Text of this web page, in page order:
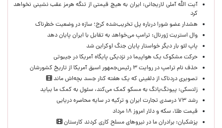
آیت الله آملی لاریجانی: ایران به هیچ قیمتی از تنگه هرمز عقب نشینی نخواهد
کرد
هشدار عضو شورا درباره پل تخریب‌شده کرج؛ سازه در وضعیت خطرناک
وال‌ استریت ژورنال: ترامپ می‌خواهد به تقابل با ایران پایان دهد
پاپ لئو بار دیگر خواستار پایان جنگ اوکراین شد
حرکت مشکوک یک هواپیما در نزدیکی پایگاه آمریکا در جیبوتی
حذف نام ترامپ در روایت ۳ رئیس‌جمهور اسبق آمریکا از تاریخ کشورشان
تصویری دردناک از دلفینی که یک هفته کنار جسد بچه‌اش ماند
زلنسکی: پیونگ‌یانگ به مسکو کمک می‌کند، سئول به کمک ما بیاید
رشد ۷۳ درصدی تجارت ایران و ترکیه در سایه محاصره دریایی
قیمت طلا، سکه و دلار امروز ۱۸ مرداد
پزشکیان: برادران ما در نیروهای مسلح کاری کردند کارستان